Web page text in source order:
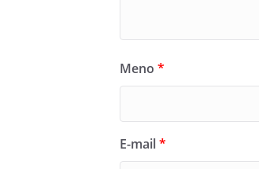
Meno *
E-mail*